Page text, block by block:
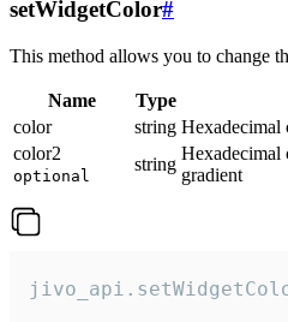
setWidgetColor#
This method allows you to change
Name Type
color
string Hexadecimal
color2
optional
string
Hexadecimal
gradient